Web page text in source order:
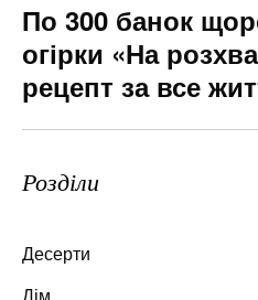
По 300 банок
огірки «На
рецепт за все
Розділи
Десерти